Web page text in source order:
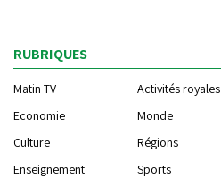
RUBRIQUES
Matin TV Activités royales
Economie
Monde
Culture
Régions
Enseignement
Sports